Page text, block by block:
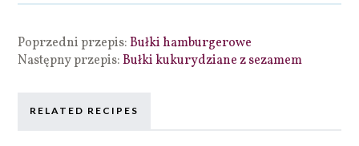
Poprzedni przepis:Bułki hamburgerowe
Następny przepis:Bułki kukurydziane z sezamem
RELATED RECIPES